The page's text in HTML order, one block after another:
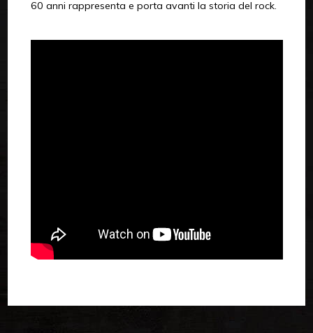
60 anni rappresenta e porta avanti la storia del rock.